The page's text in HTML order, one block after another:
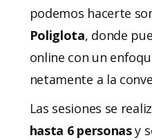
podemos hacerte
Poliglota, donde
online con un
netamente a la
Las sesiones se
hasta 6 personasy